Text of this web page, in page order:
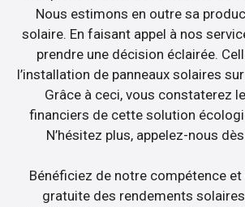
Nous estimons en outre sa
solaire. En faisant appel à nos
prendre une décision éclairée.
l’installation de panneaux solaires
Grâce à ceci, vous constaterez
financiers de cette solution
N’hésitez plus, appelez-nous
Bénéficiez de notre compétence
gratuite des rendements